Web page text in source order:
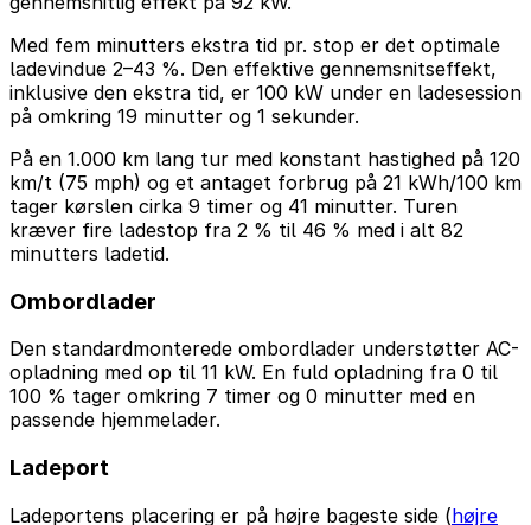
Med fem minutters ekstra tid pr. stop er det optimale
ladevindue 2–43 %. Den effektive gennemsnitseffekt,
inklusive den ekstra tid, er 100 kW under en ladesession
på omkring 19 minutter og 1 sekunder.
På en 1.000 km lang tur med konstant hastighed på 120
km/t (75 mph) og et antaget forbrug på 21 kWh/100 km
tager kørslen cirka 9 timer og 41 minutter. Turen
kræver fire ladestop fra 2 % til 46 % med i alt 82
minutters ladetid.
Ombordlader
Den standardmonterede ombordlader understøtter AC-
opladning med op til 11 kW. En fuld opladning fra 0 til
100 % tager omkring 7 timer og 0 minutter med en
passende hjemmelader.
Ladeport
Ladeportens placering er på højre bageste side (højre